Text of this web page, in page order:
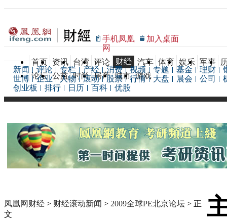
手机凤凰
网
加入桌面
首页 资讯 台湾 评论 财经 汽车 体育 娱乐 军事
论坛 公益 时尚 房产 城市 游戏
新闻 评论 专栏 产经 消费 视频 专题 基金 理财
世博
企业 人物 滚动 股票 行情 大盘 晨会 公司
创业板
排行 日历 百科 优股
凤凰网财经 > 财经滚动新闻 > 2009全球PE北京论坛 > 正
文